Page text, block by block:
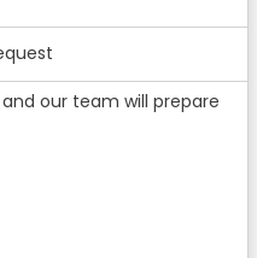
our team will prepare